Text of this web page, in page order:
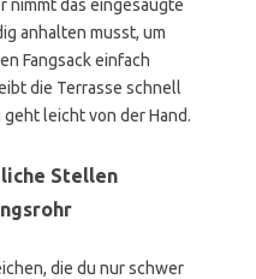
nimmt das eingesaugte
anhalten musst, um
Fangsack einfach
die Terrasse schnell
leicht von der Hand.
Stellen
die du nur schwer